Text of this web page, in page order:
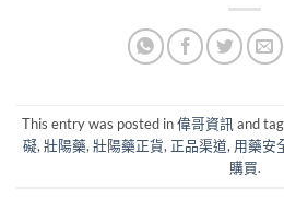
This entry was posted in偉哥資訊 and
礙, 壯陽藥, 壯陽藥正貨, 正品渠道, 用藥安
購買.